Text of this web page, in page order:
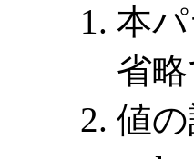
本
省
値